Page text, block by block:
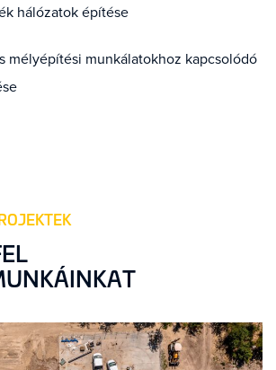
hálózatok építése
mélyépítési munkálatokhoz kapcsolódó